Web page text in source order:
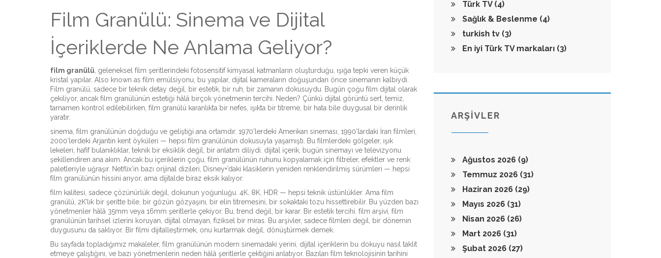
Film Granülü: Sinema ve Dijital
İçeriklerde Ne Anlama Geliyor?
film granülü geleneksel film şeritlerindeki fotosensitif kimyasal katmanların oluşturduğu, ışığa tepki veren küçük
kristal yapılar. Also known as film emülsiyonu , bu yapılar, dijital kameraların doğuşundan önce sinemanın kalbiydi.
Film granülü, sadece bir teknik detay değil, bir estetik, bir ruh, bir zamanın dokusuydu.
Bugün çoğu film dijital olarak
çekiliyor, ancak film granülünün estetiği hâlâ birçok yönetmenin tercihi. Neden? Çünkü dijital görüntü sert, temiz,
tamamen kontrol edilebilirken, film granülü karanlıkta bir nefes, ışıkta bir titreme, bir hata bile duygusal bir derinlik
yaratır.
sinema film granülünün doğduğu ve geliştiği ana ortamdır. 1970’lerdeki Amerikan sineması, 1990’lardaki İran filmleri,
2000’lerdeki Arjantin kent öyküleri — hepsi film granülünün dokusuyla yaşamıştı. Bu filmlerdeki gölgeler, ışık
lekeleri, hafif bulanıklıklar, teknik bir eksiklik değil, bir anlatım diliydi. dijital içerik bugün sinemayı ve televizyonu
şekillendiren ana akım Ancak bu içeriklerin çoğu, film granülünün ruhunu kopyalamak için filtreler, efektler ve renk
paletleriyle uğraşır. Netflix’in bazı orijinal dizileri, Disney+’daki klasiklerin yeniden renklendirilmiş sürümleri — hepsi
film granülünün hissini arıyor, ama dijitalde biraz eksik kalıyor.
film kalitesi sadece çözünürlük değil, dokunun yoğunluğu 4K, 8K, HDR — hepsi teknik üstünlükler. Ama film
granülü, 2K’lık bir şeritte bile, bir gözün gözyaşını, bir elin titremesini, bir sokaktaki tozu hissettirebilir. Bu yüzden bazı
yönetmenler hâlâ 35mm veya 16mm şeritlerle çekiyor. Bu, trend değil, bir karar. Bir estetik tercihi. film arşivi film
granülünün tarihsel izlerini koruyan, dijital olmayan, fiziksel bir miras
Bu arşivler, sadece filmleri değil, bir dönemin
duygusunu da saklıyor. Bir filmi dijitalleştirmek, onu kurtarmak değil, dönüştürmek demek.
Bu sayfada topladığımız makaleler, film granülünün modern sinemadaki yerini, dijital içeriklerin bu dokuyu nasıl taklit
etmeye çalıştığını, ve bazı yönetmenlerin neden hâlâ şeritlerle çektiğini anlatıyor. Bazıları film teknolojisinin tarihini
Türk TV (4)
Sağlık & Beslenme (4)
turkish tv (3)
En iyi Türk TV markaları (3)
ARŞİVLER
Ağustos 2026 (9)
Temmuz 2026 (31)
Haziran 2026 (29)
Mayıs 2026 (31)
Nisan 2026 (26)
Mart 2026 (31)
Şubat 2026 (27)